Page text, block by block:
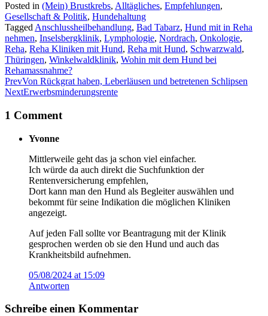
Posted in (Mein) Brustkrebs, Alltägliches, Empfehlungen,
Gesellschaft & Politik, Hundehaltung
Tagged Anschlussheilbehandlung, Bad Tabarz, Hund mit in Reha
nehmen, Inselsbergklinik, Lymphologie, Nordrach, Onkologie,
Reha, Reha Kliniken mit Hund, Reha mit Hund, Schwarzwald,
Thüringen, Winkelwaldklinik, Wohin mit dem Hund bei
Rehamassnahme?
PrevVon Rückgrat haben, Leberläusen und betretenen Schlipsen
NextErwerbsminderungsrente
1 Comment
Yvonne
Mittlerweile geht das ja schon viel einfacher.
Ich würde da auch direkt die Suchfunktion der
Rentenversicherung empfehlen,
Dort kann man den Hund als Begleiter auswählen und
bekommt für seine Indikation die möglichen Kliniken
angezeigt.
Auf jeden Fall sollte vor Beantragung mit der Klinik
gesprochen werden ob sie den Hund und auch das
Krankheitsbild aufnehmen.
05/08/2024 at 15:09
Antworten
Schreibe einen Kommentar